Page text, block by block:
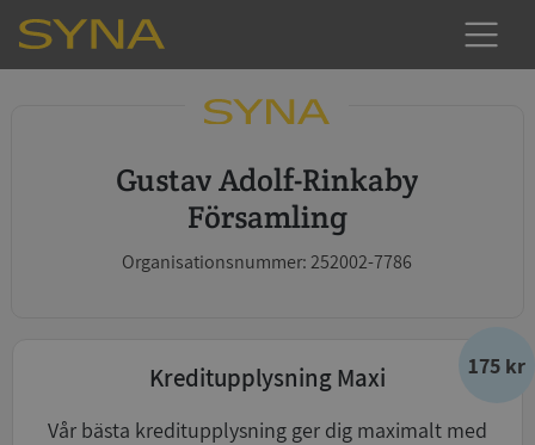
Gustav Adolf-Rinkaby
Församling
Organisationsnummer: 252002-7786
175 kr
Kreditupplysning Maxi
Vår bästa kreditupplysning ger dig maximalt med